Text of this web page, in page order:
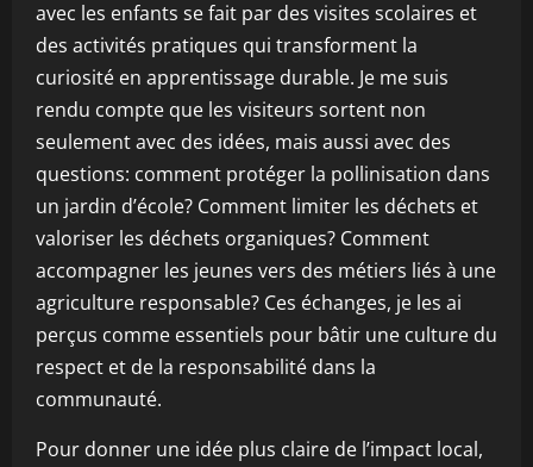
avec les enfants se fait par des visites scolaires et
des activités pratiques qui transforment la
curiosité en apprentissage durable. Je me suis
rendu compte que les visiteurs sortent non
seulement avec des idées, mais aussi avec des
questions: comment protéger la pollinisation dans
un jardin d’école? Comment limiter les déchets et
valoriser les déchets organiques? Comment
accompagner les jeunes vers des métiers liés à une
agriculture responsable? Ces échanges, je les ai
perçus comme essentiels pour bâtir une culture du
respect et de la responsabilité dans la
communauté.
Pour donner une idée plus claire de l’impact local,